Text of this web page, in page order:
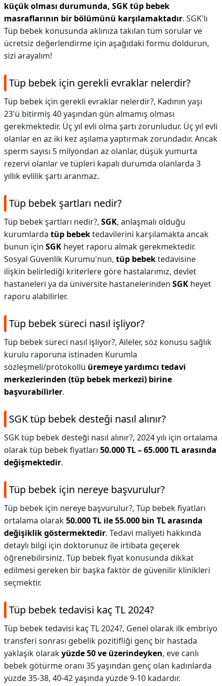
küçük olması durumunda, SGK tüp bebek
masraflarının bir bölümünü karşılamaktadır. SGK'lı
Tüp bebek konusunda aklınıza takılan tüm sorular ve
ücretsiz değerlendirme için aşağıdaki formu doldurun,
sizi arayalım!
Tüp bebek için gerekli evraklar nelerdir?
Tüp bebek için gerekli evraklar nelerdir?, Kadının yaşı
23'ü bitirmiş 40 yaşından gün almamış olması
gerekmektedir. Üç yıl evli olma şartı zorunludur. Üç yıl evli
olanlar en az iki kez aşılama yaptırmak zorundadır. Ancak
sperm sayısı 5 milyondan az olanlar, düşük yumurta
rezervi olanlar ve tüpleri kapalı durumda olanlarda 3
yıllık evlilik şartı aranmaz.
Tüp bebek şartları nedir?
Tüp bebek şartları nedir?, SGK, anlaşmalı olduğu
kurumlarda tüp bebektedavilerini karşılamakta ancak
bunun için SGK heyet raporu almak gerekmektedir.
Sosyal Güvenlik Kurumu'nun, tüp bebektedavisine
ilişkin belirlediği kriterlere göre hastalarımız, devlet
hastaneleri ya da üniversite hastanelerinden SGK heyet
raporu alabilirler.
Tüp bebek süreci nasıl işliyor?
Tüp bebek süreci nasıl işliyor?, Aileler, söz konusu sağlık
kurulu raporuna istinaden Kurumla
sözleşmeli/protokollü üremeye yardımcı tedavi
merkezlerinden (tüp bebek merkezi) birine
başvurabilirler.
SGK tüp bebek desteği nasıl alınır?
SGK tüp bebek desteği nasıl alınır?, 2024 yılı için ortalama
olarak tüp bebek fiyatları 50.000 TL – 65.000 TL arasında
değişmektedir.
Tüp bebek için nereye başvurulur?
Tüp bebek için nereye başvurulur?, Tüp bebek fiyatları
ortalama olarak50.000 TL ile 55.000 bin TL arasında
değişiklik göstermektedir. Tedavi maliyeti hakkında
detaylı bilgi için doktorunuz ile irtibata geçerek
öğrenebilirsiniz. Tüp bebek fiyat konusunda dikkat
edilmesi gereken bir başka faktör de güvenilir klinikleri
seçmektir.
Tüp bebek tedavisi kaç TL 2024?
Tüp bebek tedavisi kaç TL 2024?, Genel olarak ilk embriyo
transferi sonrası gebelik pozitifliği genç bir hastada
yaklaşık olarakyüzde 50 ve üzerindeyken, eve canlı
bebek götürme oranı 35 yaşından genç olan kadınlarda
yüzde 35-38, 40-42 yaşında yüzde 9-10 kadardır.